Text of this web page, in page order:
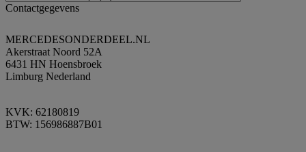
Contactgegevens
MERCEDESONDERDEEL.NL
Akerstraat Noord 52A
6431 HN Hoensbroek
Limburg Nederland
KVK: 62180819
BTW: 156986887B01